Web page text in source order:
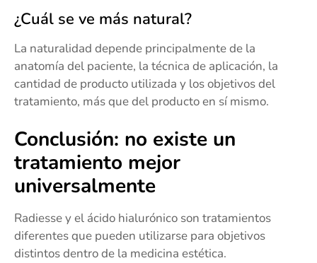
¿Cuál se ve más natural?
La naturalidad depende principalmente de la
anatomía del paciente, la técnica de aplicación, la
cantidad de producto utilizada y los objetivos del
tratamiento, más que del producto en sí mismo.
Conclusión: no existe un
tratamiento mejor
universalmente
Radiesse y el ácido hialurónico son tratamientos
diferentes que pueden utilizarse para objetivos
distintos dentro de la medicina estética.